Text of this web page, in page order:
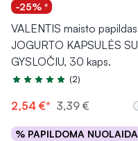
-25% *
VALENTIS maisto papildas
JOGURTO KAPSULĖS SU
GYSLOČIU, 30 kaps.
Įvertinimas 5.0 iš 5
(2)
2,54 €* 3,39 €
% PAPILDOMA NUOLAIDA